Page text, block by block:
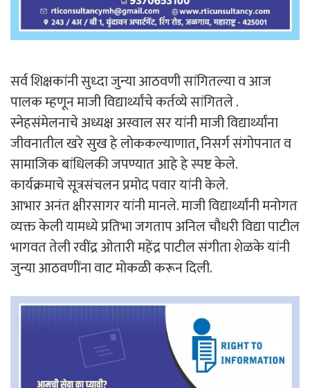
सर्व शिक्षकांनी सुध्दा जुन्या आठवणी सांगितल्या व आज
पालक म्हणून माजी विद्यार्थ्यांचे कर्तव्ये सांगितले .
स्नेहसंमेलनाचे अध्यक्ष अस्वाल सर यांनी माजी विद्यार्थ्यांना
जीवनातील खरे सुख हे लोककल्याणात, निसर्ग संगोपनात व
सामाजिक बांधिलकी जपण्यात आहे हे स्पष्ट केले.
कार्यक्रमाचे सूत्रसंचलन प्रमोद पवार यांनी केले.
आभार अनंत क्षीरसागर यांनी मानले. माजी विद्यार्थ्यांनी मनोगत
व्यक्त केली यामध्ये प्रतिभा जगताप अनिल चौधरी विद्या पाटील
भागवत तेली रवींद्र ओतारी महेंद्र पाटील संगीता शेळके यांनी
जुन्या आठवणींना वाट मोकळी करून दिली.